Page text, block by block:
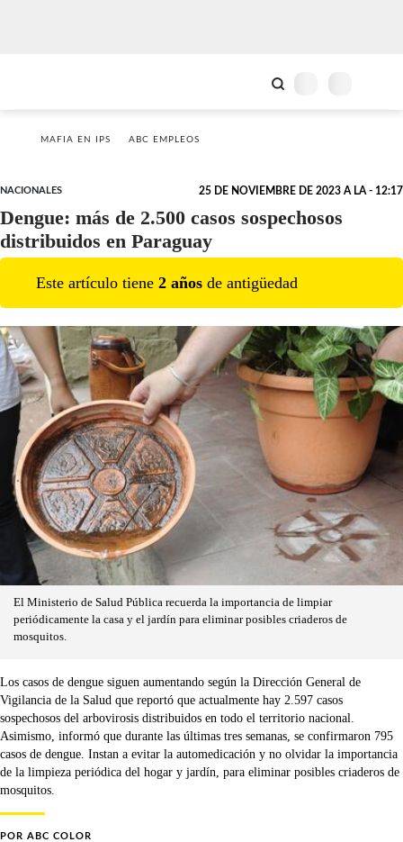
MAFIA EN IPS ABC EMPLEOS
NACIONALES 25 DE NOVIEMBRE DE 2023 A LA - 12:17
Dengue: más de 2.500 casos sospechosos
distribuidos en Paraguay
Este artículo tiene 2 años de antigüedad
El Ministerio de Salud Pública recuerda la importancia de limpiar
periódicamente la casa y el jardín para eliminar posibles criaderos de
mosquitos.
Los casos de dengue siguen aumentando según la Dirección General de
Vigilancia de la Salud que reportó que actualmente hay 2.597 casos
sospechosos del arbovirosis distribuidos en todo el territorio nacional.
Asimismo, informó que durante las últimas tres semanas, se confirmaron 795
casos de dengue. Instan a evitar la automedicación y no olvidar la importancia
de la limpieza periódica del hogar y jardín, para eliminar posibles criaderos de
mosquitos.
POR ABC COLOR